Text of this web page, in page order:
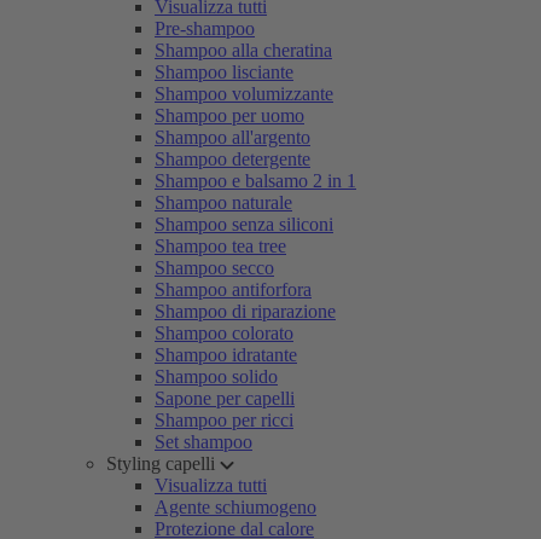
Visualizza tutti
Pre-shampoo
Shampoo alla cheratina
Shampoo lisciante
Shampoo volumizzante
Shampoo per uomo
Shampoo all'argento
Shampoo detergente
Shampoo e balsamo 2 in 1
Shampoo naturale
Shampoo senza siliconi
Shampoo tea tree
Shampoo secco
Shampoo antiforfora
Shampoo di riparazione
Shampoo colorato
Shampoo idratante
Shampoo solido
Sapone per capelli
Shampoo per ricci
Set shampoo
Styling capelli
Visualizza tutti
Agente schiumogeno
Protezione dal calore